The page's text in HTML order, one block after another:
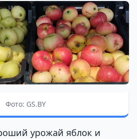
Фото: GS.BY
урожай яблок и